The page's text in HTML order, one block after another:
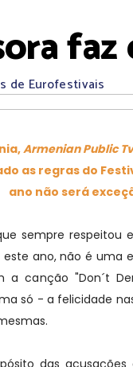
de Eurofestivais
Armenian Public Tv
as regras do
ano não será
sempre respeitou
ano, não é uma
a canção "Don´t
só - a felicidade
das acusações